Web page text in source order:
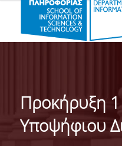
THE
ABOUT THE
PERSONNEL
Προκήρυξη
Υποψήφιου